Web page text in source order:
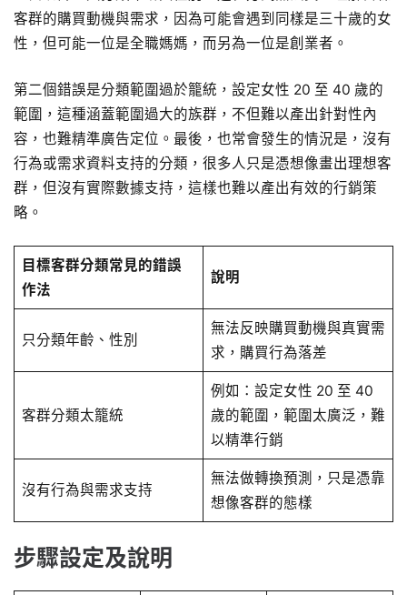
客群的購買動機與需求，因為可能會遇到同樣是三十歲的女
性，但可能一位是全職媽媽，而另為一位是創業者。
第二個錯誤是分類範圍過於籠統，設定女性 20 至 40 歲的
範圍，這種涵蓋範圍過大的族群，不但難以產出針對性內
容，也難精準廣告定位。最後，也常會發生的情況是，沒有
行為或需求資料支持的分類，很多人只是憑想像畫出理想客
群，但沒有實際數據支持，這樣也難以產出有效的行銷策
略。
目標客群分類常見的錯誤
作法
說明
只分類年齡、性別
無法反映購買動機與真實需
求，購買行為落差
客群分類太籠統
例如：設定女性 20 至 40
歲的範圍，範圍太廣泛，難
以精準行銷
沒有行為與需求支持
無法做轉換預測，只是憑靠
想像客群的態樣
步驟設定及說明